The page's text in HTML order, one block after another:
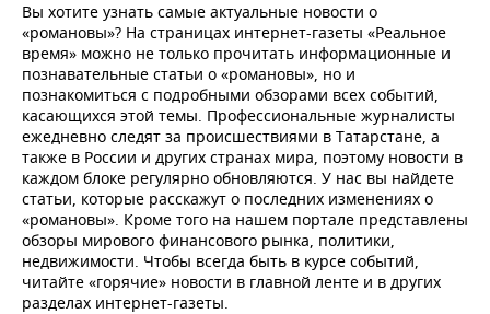
Вы хотите узнать самые актуальные новости о
«романовы»? На страницах интернет-газеты «Реальное
время» можно не только прочитать информационные и
познавательные статьи о «романовы», но и
познакомиться с подробными обзорами всех событий,
касающихся этой темы. Профессиональные журналисты
ежедневно следят за происшествиями в Татарстане, а
также в России и других странах мира, поэтому новости в
каждом блоке регулярно обновляются. У нас вы найдете
статьи, которые расскажут о последних изменениях о
«романовы». Кроме того на нашем портале представлены
обзоры мирового финансового рынка, политики,
недвижимости. Чтобы всегда быть в курсе событий,
читайте «горячие» новости в главной ленте и в других
разделах интернет-газеты.